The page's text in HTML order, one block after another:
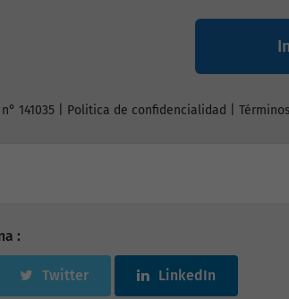
141035 | Politica de confidencialidad
:
Twitter LinkedIn